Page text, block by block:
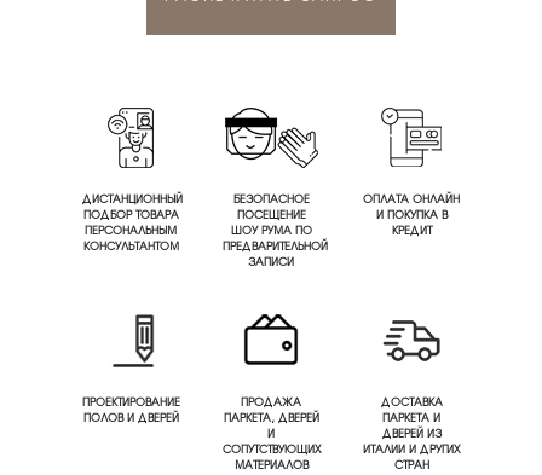
ДИСТАНЦИОННЫЙ
ПОДБОР ТОВАРА
ПЕРСОНАЛЬНЫМ
КОНСУЛЬТАНТОМ
БЕЗОПАСНОЕ
ПОСЕЩЕНИЕ
ШОУ РУМА ПО
ПРЕДВАРИТЕЛЬНОЙ
ЗАПИСИ
ОПЛАТА ОНЛАЙН
И ПОКУПКА В
КРЕДИТ
ПРОЕКТИРОВАНИЕ
ПОЛОВ И ДВЕРЕЙ
ПРОДАЖА
ПАРКЕТА, ДВЕРЕЙ
И
СОПУТСТВУЮЩИХ
МАТЕРИАЛОВ
ДОСТАВКА
ПАРКЕТА И
ДВЕРЕЙ ИЗ
ИТАЛИИ И ДРУГИХ
СТРАН